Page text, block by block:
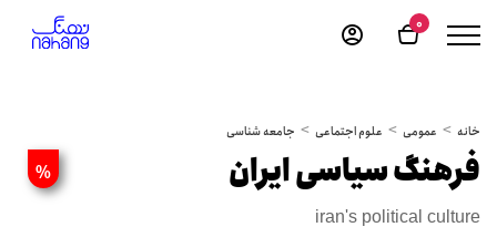
0
خانه عمومی علوم اجتماعی جامعه شناسی
% فرهنگ سیاسی ایران
iran's political culture